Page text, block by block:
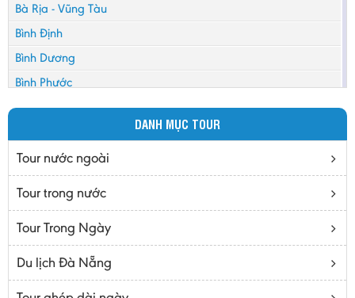
Bà Rịa - Vũng Tàu
Bình Định
Bình Dương
Bình Phước
Bình Thuận
Bắc Giang
Bắc Ninh
Bến Tre
Cà mau
Cao Bằng
DANH MỤC TOUR
Tour nước ngoài
Tour trong nước
Tour Trong Ngày
Du lịch Đà Nẵng